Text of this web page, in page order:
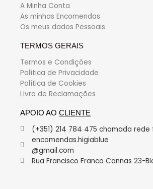
A Minha Conta
As minhas Encomendas
Os meus dados Pessoais
TERMOS GERAIS
Termos e Condições
Política de Privacidade
Política de Cookies
Livro de Reclamações
APOIO AO CLIENTE
(+351) 214 784 475 chamada rede
encomendas.higiablue
@gmail.com
Rua Francisco Franco Cannas 23-